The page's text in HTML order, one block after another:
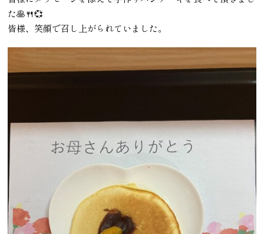
た🥞🍴💞
皆様、笑顔で召し上がられていました。